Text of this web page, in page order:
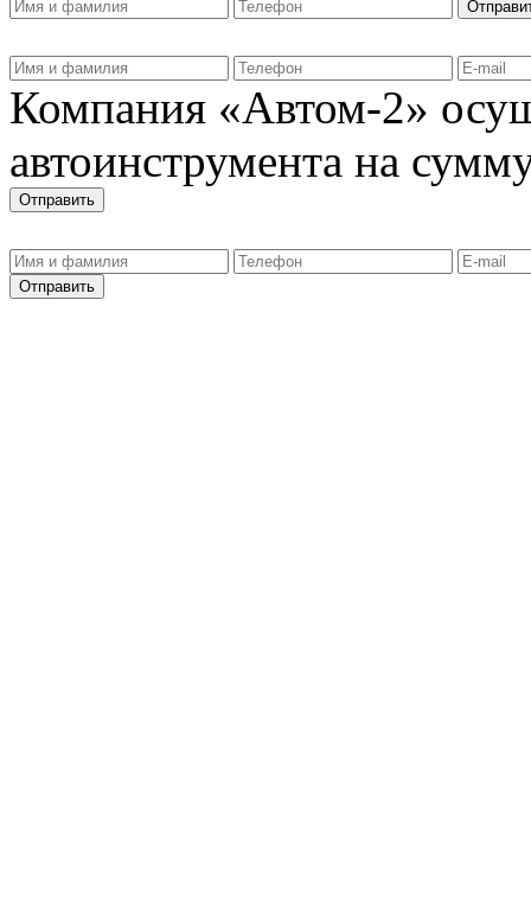
Компания «Автом-2»
автоинструмента на